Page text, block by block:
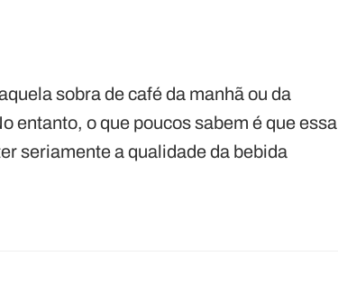
sobra de café da manhã ou da
entanto, o que poucos sabem é que essa
seriamente a qualidade da bebida